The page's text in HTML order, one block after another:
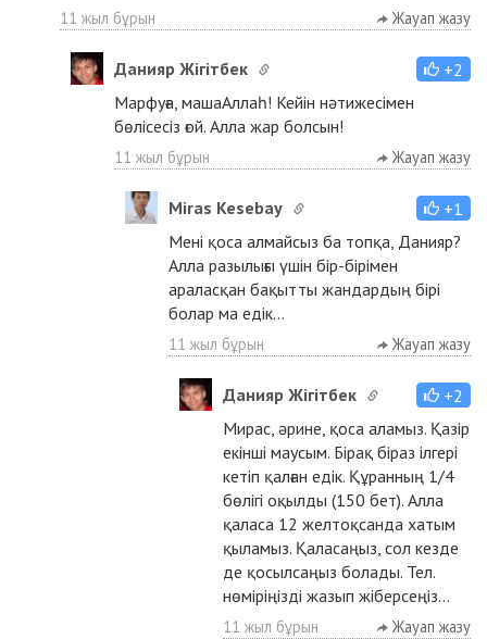
11 жыл бұрын Жауап жазу
Данияр Жігітбек
+2
Марфуға, машаАллаһ! Кейін нәтижесімен
бөлісесіз ғой. Алла жар болсын!
11 жыл бұрын Жауап жазу
Miras Kesebay
+1
Мені қоса алмайсыз ба топқа, Данияр?
Алла разылығы үшін бір-бірімен
араласқан бақытты жандардың бірі
болар ма едік...
11 жыл бұрын Жауап жазу
Данияр Жігітбек
+2
Мирас, әрине, қоса аламыз. Қазір
екінші маусым. Бірақ біраз ілгері
кетіп қалған едік. Құранның 1/4
бөлігі оқылды (150 бет). Алла
қаласа 12 желтоқсанда хатым
қыламыз. Қаласаңыз, сол кезде
де қосылсаңыз болады. Тел.
нөміріңізді жазып жіберсеңіз...
11 жыл бұрын Жауап жазу